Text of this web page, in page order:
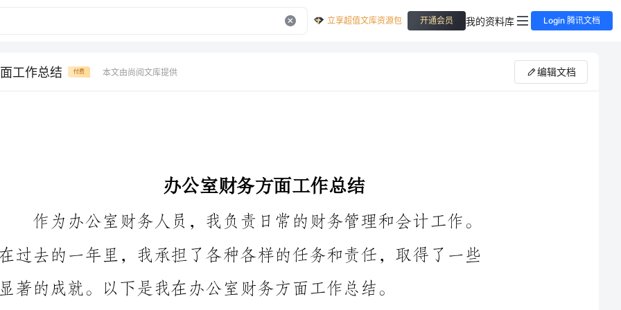
立享超值文库资源包 开通会员 我的资料库 Login 腾讯文档
工作总结 付费 本文由尚阅文库提供 编辑文档
作为办公室财务人员，我负责日常的财务管理和会计工作。
显著的成就。以下是我在办公室财务方面工作总结。
首先，我负责处理公司的日常财务活动，包括预算编制、资
金管理、费用报销等。我注意到了一些潜在的问题，并及时采取